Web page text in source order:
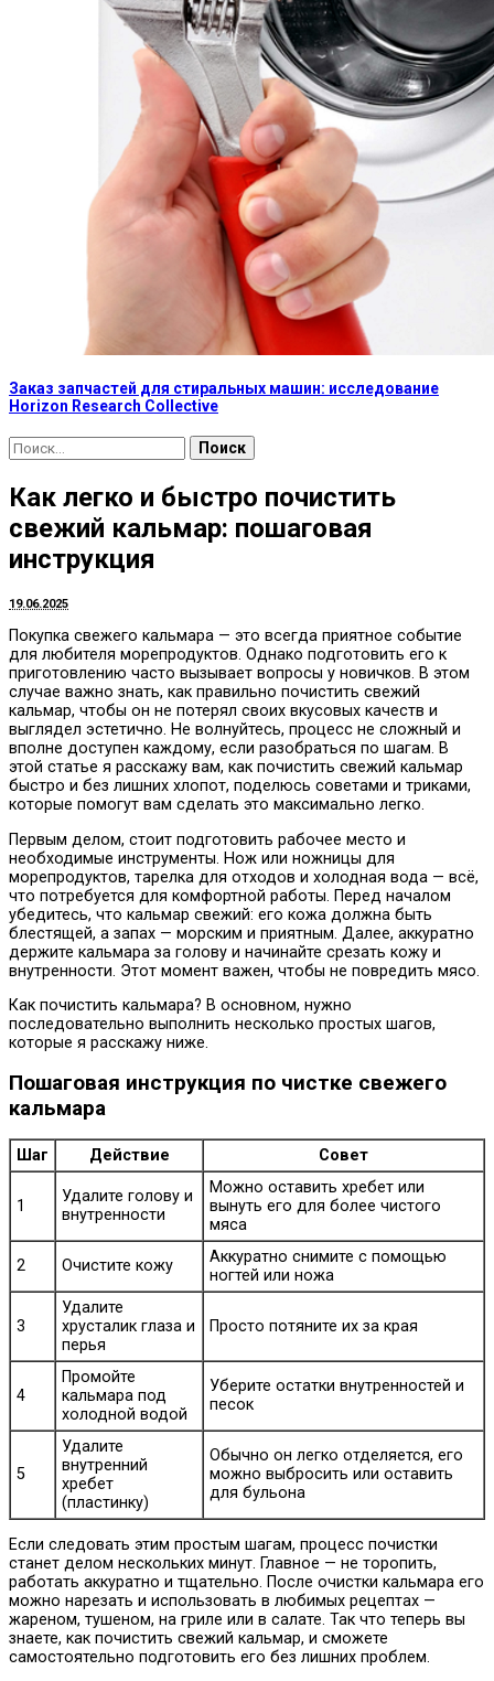
Заказ запчастей для стиральных машин: исследование
Horizon Research Collective
Найти:
Как легко и быстро почистить
свежий кальмар: пошаговая
инструкция
19.06.2025
Покупка свежего кальмара — это всегда приятное событие
для любителя морепродуктов. Однако подготовить его к
приготовлению часто вызывает вопросы у новичков. В этом
случае важно знать, как правильно почистить свежий
кальмар, чтобы он не потерял своих вкусовых качеств и
выглядел эстетично. Не волнуйтесь, процесс не сложный и
вполне доступен каждому, если разобраться по шагам. В
этой статье я расскажу вам, как почистить свежий кальмар
быстро и без лишних хлопот, поделюсь советами и триками,
которые помогут вам сделать это максимально легко.
Первым делом, стоит подготовить рабочее место и
необходимые инструменты. Нож или ножницы для
морепродуктов, тарелка для отходов и холодная вода — всё,
что потребуется для комфортной работы. Перед началом
убедитесь, что кальмар свежий: его кожа должна быть
блестящей, а запах — морским и приятным. Далее, аккуратно
держите кальмара за голову и начинайте срезать кожу и
внутренности. Этот момент важен, чтобы не повредить мясо.
Как почистить кальмара? В основном, нужно
последовательно выполнить несколько простых шагов,
которые я расскажу ниже.
Пошаговая инструкция по чистке свежего
кальмара
Шаг Действие Совет
1
Удалите голову и
внутренности
Можно оставить хребет или
вынуть его для более чистого
мяса
2 Очистите кожу
Аккуратно снимите с помощью
ногтей или ножа
3
Удалите
хрусталик глаза и
перья
Просто потяните их за края
4
Промойте
кальмара под
холодной водой
Уберите остатки внутренностей и
песок
5
Удалите
внутренний
хребет
(пластинку)
Обычно он легко отделяется, его
можно выбросить или оставить
для бульона
Если следовать этим простым шагам, процесс почистки
станет делом нескольких минут. Главное — не торопить,
работать аккуратно и тщательно. После очистки кальмара его
можно нарезать и использовать в любимых рецептах —
жареном, тушеном, на гриле или в салате. Так что теперь вы
знаете, как почистить свежий кальмар, и сможете
самостоятельно подготовить его без лишних проблем.